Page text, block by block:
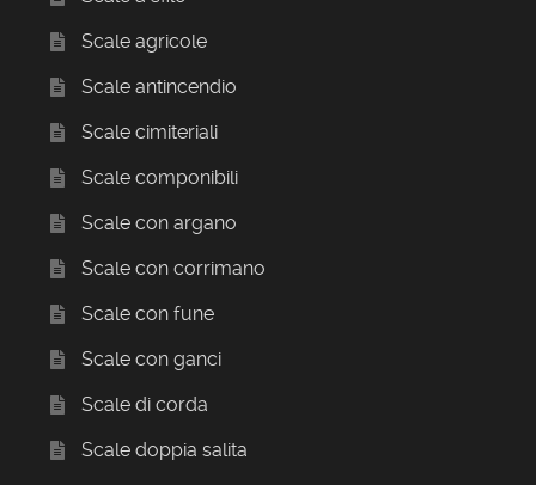
Scale agricole
Scale antincendio
Scale cimiteriali
Scale componibili
Scale con argano
Scale con corrimano
Scale con fune
Scale con ganci
Scale di corda
Scale doppia salita